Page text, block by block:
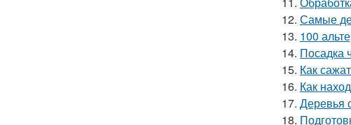
12. Самые
13. 100
14. Посадка
15. Как
16. Как
17. Деревья
18.